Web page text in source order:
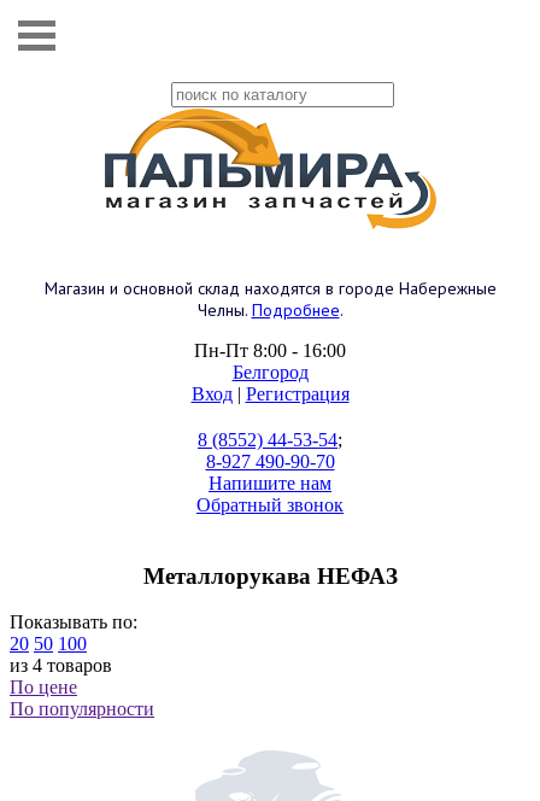
Магазин и основной склад находятся в городе Набережные
Челны. Подробнее.
Пн-Пт 8:00 - 16:00
Белгород
Вход| Регистрация
8 (8552) 44-53-54;
8-927 490-90-70
Напишите нам
Обратный звонок
Металлорукава НЕФАЗ
Показывать по:
20 50 100
из 4 товаров
По цене
По популярности